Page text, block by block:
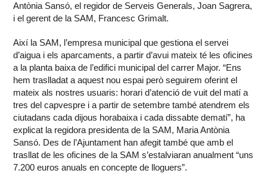
Antònia Sansó, el regidor de Serveis Generals, Joan Sagrera,
i el gerent de la SAM, Francesc Grimalt.
Així la SAM, l’empresa municipal que gestiona el servei
d’aigua i els aparcaments, a partir d’avui mateix té les oficines
a la planta baixa de l’edifici municipal del carrer Major. “Ens
hem traslladat a aquest nou espai però seguirem oferint el
mateix als nostres usuaris: horari d’atenció de vuit del matí a
tres del capvespre i a partir de setembre també atendrem els
ciutadans cada dijous horabaixa i cada dissabte dematí”, ha
explicat la regidora presidenta de la SAM, Maria Antònia
Sansó. Des de l’Ajuntament han afegit també que amb el
trasllat de les oficines de la SAM s’estalviaran anualment “uns
7.200 euros anuals en concepte de lloguers”.